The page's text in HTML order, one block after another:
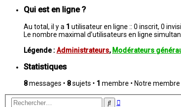
Qui est en ligne ?
Au total, il y a 1 utilisateur en ligne :: 0 inscrit, 0
Le nombre maximal d’utilisateurs en ligne
Légende :Administrateurs, Modérateurs
Statistiques
8messages • 8sujets • 1 membre • Notre
Rechercher
Recherche